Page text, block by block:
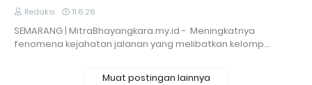
Redaksi 11.6.26
SEMARANG | MitraBhayangkara.my.id - Meningkatnya
fenomena kejahatan jalanan yang melibatkan kelomp…
Muat postingan lainnya